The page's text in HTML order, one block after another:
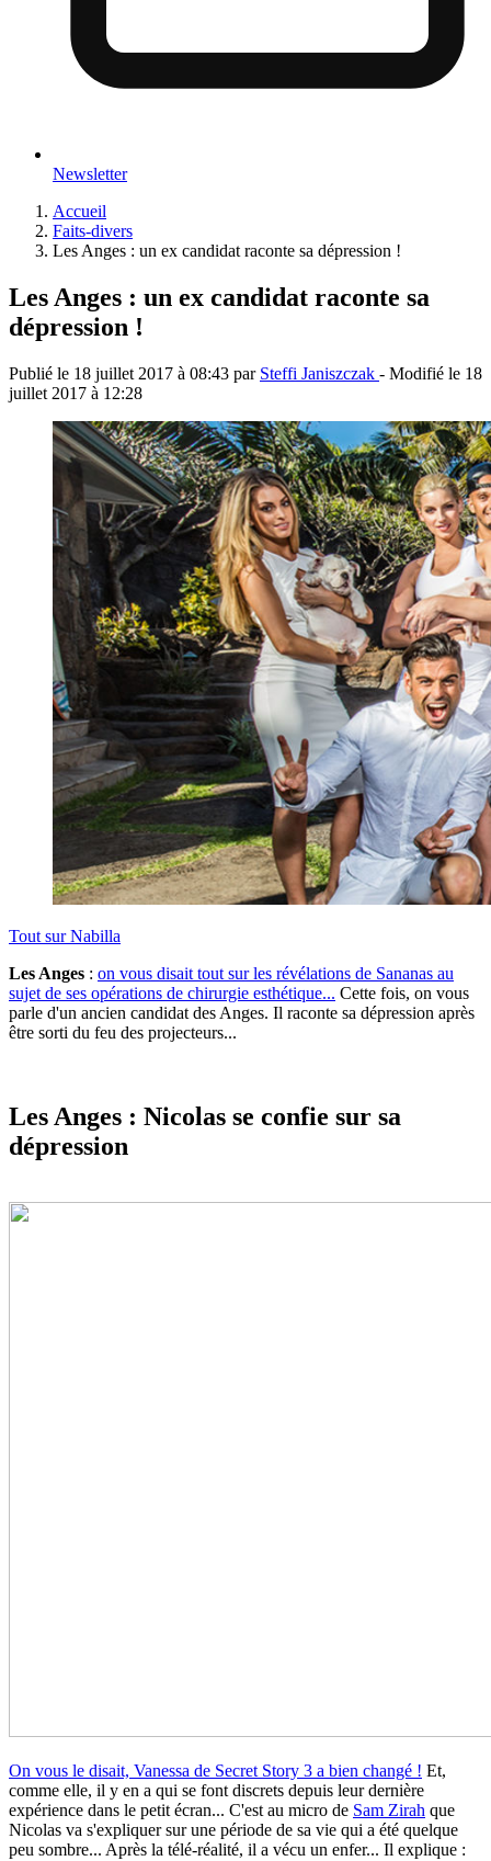
Newsletter
Accueil
Faits-divers
Les Anges : un ex candidat raconte sa dépression !
Les Anges : un ex candidat raconte sa
dépression !
Publié le 18 juillet 2017 à 08:43 par Steffi Janiszczak - Modifié le 18
juillet 2017 à 12:28
Tout surNabilla
Les Anges : on vous disait tout sur les révélations de Sananas au
sujet de ses opérations de chirurgie esthétique... Cette fois, on vous
parle d'un ancien candidat des Anges. Il raconte sa dépression après
être sorti du feu des projecteurs...
Les Anges : Nicolas se confie sur sa
dépression
On vous le disait, Vanessa de Secret Story 3 a bien changé ! Et,
comme elle, il y en a qui se font discrets depuis leur dernière
expérience dans le petit écran... C'est au micro de Sam Zirah que
Nicolas va s'expliquer sur une période de sa vie qui a été quelque
peu sombre... Après la télé-réalité, il a vécu un enfer... Il explique :